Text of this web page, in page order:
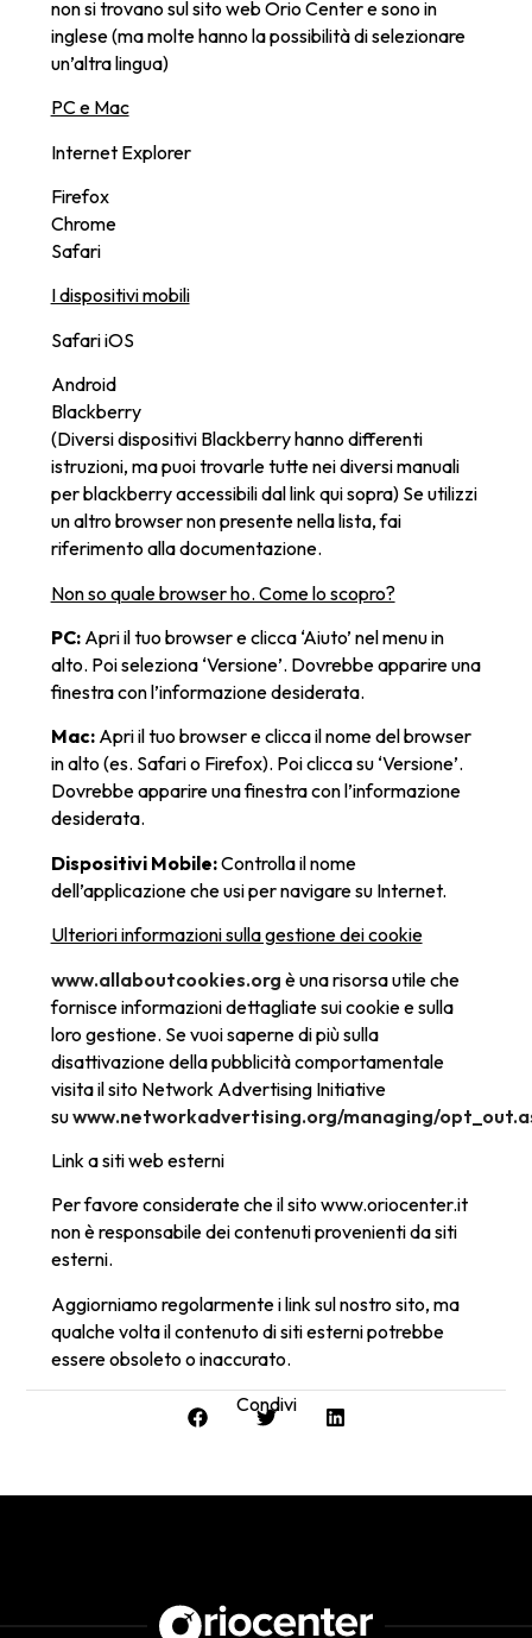
non si trovano sul sito web Orio Center e sono in
inglese (ma molte hanno la possibilità di selezionare
un’altra lingua)
PC e Mac
Internet Explorer
Firefox
Chrome
Safari
I dispositivi mobili
Safari iOS
Android
Blackberry
(Diversi dispositivi Blackberry hanno differenti
istruzioni, ma puoi trovarle tutte nei diversi manuali
per blackberry accessibili dal link qui sopra) Se utilizzi
un altro browser non presente nella lista, fai
riferimento alla documentazione.
Non so quale browser ho. Come lo scopro?
PC: Apri il tuo browser e clicca ‘Aiuto’ nel menu in
alto. Poi seleziona ‘Versione’. Dovrebbe apparire una
finestra con l’informazione desiderata.
Mac: Apri il tuo browser e clicca il nome del browser
in alto (es. Safari o Firefox). Poi clicca su ‘Versione’.
Dovrebbe apparire una finestra con l’informazione
desiderata.
Dispositivi Mobile:Controlla il nome
dell’applicazione che usi per navigare su Internet.
Ulteriori informazioni sulla gestione dei cookie
www.allaboutcookies.org è una risorsa utile che
fornisce informazioni dettagliate sui cookie e sulla
loro gestione. Se vuoi saperne di più sulla
disattivazione della pubblicità comportamentale
visita il sito Network Advertising Initiative
suwww.networkadvertising.org/managing/
Link a siti web esterni
Per favore considerate che il sito www.oriocenter.it
non è responsabile dei contenuti provenienti da siti
esterni.
Aggiorniamo regolarmente i link sul nostro sito, ma
qualche volta il contenuto di siti esterni potrebbe
essere obsoleto o inaccurato.
Condivi